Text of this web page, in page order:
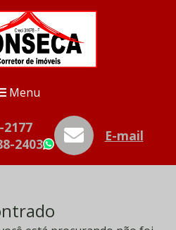
Menu
2177
2403
WhatsApp
E-mail